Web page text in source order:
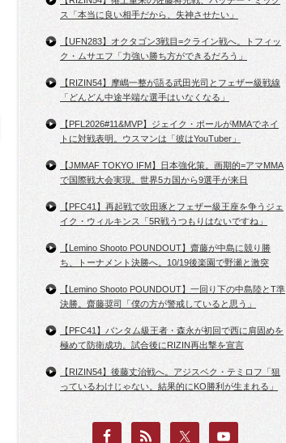
ス「本当に良い相手だから、失神させたい」
【UFN283】オクタゴン3戦目=クライン戦へ。トフィッ
ク・ムサエフ「力強い勝ち方ができるだろう」
【RIZIN54】摩嶋一整が語る武田光司とフェザー級戦線
「どんどん中途半端な選手はいなくなる」
【PFL2026#11&MVP】ジェイク・ポールがMMAでネイ
トに対戦表明。ウスマンは「彼はYouTuber」
【JMMAF TOKYO IFM】日本強化策。画期的=アマMMA
で国際戦大会実現。世界5カ国から9選手が来日
【PFC41】再起戦で吹田琢とフェザー級王座を争うジェ
イク・ウィルキンス「5R戦うつもりはないですね」
【Lemino Shooto POUNDOUT】齋藤が中島に競り勝
ち、トーナメント決勝へ。10/19後楽園で野瀬と激突
【Lemino Shooto POUNDOUT】一回り下の中島陸とT準
決勝。齋藤奨司「僕の方が警戒していると思う」
【PFC41】バンタム級王者・森永が初回で西に肩固めを
極めて防衛成功。試合後にRIZIN再出撃を宣言
【RIZIN54】後藤丈治戦へ。アジスベク・テミロフ「狙
っているわけじゃない。結果的にKO勝利が生まれる」